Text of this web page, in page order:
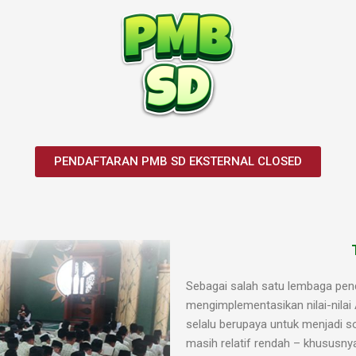
PENDAFTARAN PMB SD EKSTERNAL CLOSED
Sebagai salah satu lembaga
mengimplementasikan nilai-
selalu berupaya untuk menjadi
masih relatif rendah –